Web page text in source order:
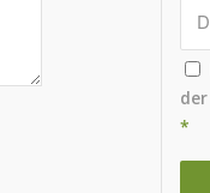
der
*